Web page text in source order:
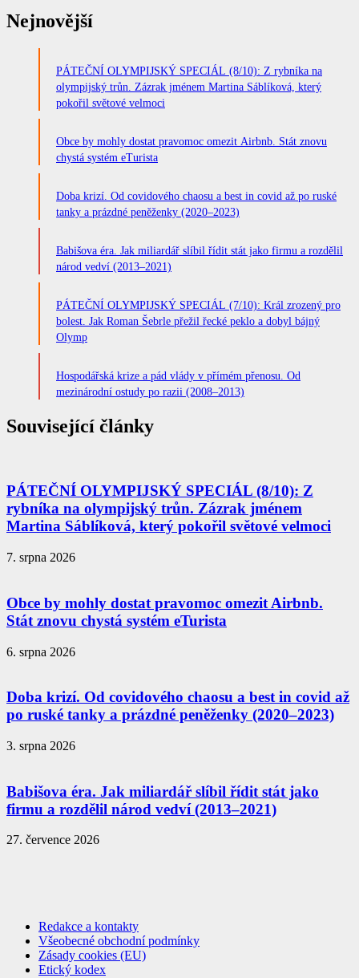
Nejnovější
PÁTEČNÍ OLYMPIJSKÝ SPECIÁL (8/10): Z rybníka na
olympijský trůn. Zázrak jménem Martina Sáblíková, který
pokořil světové velmoci
Obce by mohly dostat pravomoc omezit Airbnb. Stát znovu
chystá systém eTurista
Doba krizí. Od covidového chaosu a best in covid až po ruské
tanky a prázdné peněženky (2020–2023)
Babišova éra. Jak miliardář slíbil řídit stát jako firmu a rozdělil
národ vedví (2013–2021)
PÁTEČNÍ OLYMPIJSKÝ SPECIÁL (7/10): Král zrozený pro
bolest. Jak Roman Šebrle přežil řecké peklo a dobyl bájný
Olymp
Hospodářská krize a pád vlády v přímém přenosu. Od
mezinárodní ostudy po razii (2008–2013)
Související články
PÁTEČNÍ OLYMPIJSKÝ SPECIÁL (8/10): Z
rybníka na olympijský trůn. Zázrak jménem
Martina Sáblíková, který pokořil světové velmoci
7. srpna 2026
Obce by mohly dostat pravomoc omezit Airbnb.
Stát znovu chystá systém eTurista
6. srpna 2026
Doba krizí. Od covidového chaosu a best in covid až
po ruské tanky a prázdné peněženky (2020–2023)
3. srpna 2026
Babišova éra. Jak miliardář slíbil řídit stát jako
firmu a rozdělil národ vedví (2013–2021)
27. července 2026
Redakce a kontakty
Všeobecné obchodní podmínky
Zásady cookies (EU)
Etický kodex